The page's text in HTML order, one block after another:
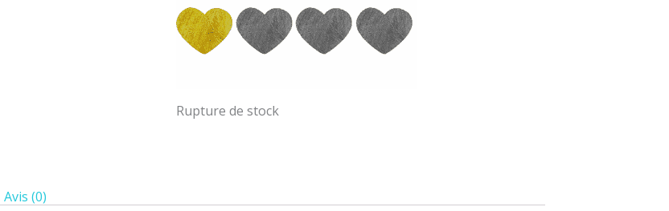
Rupture de stock
Avis (0)